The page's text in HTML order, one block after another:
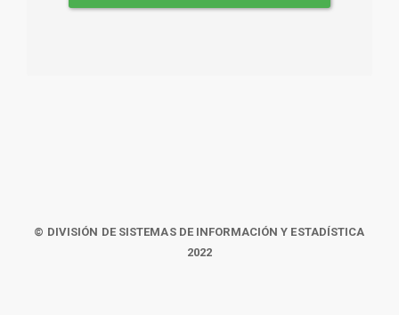
© DIVISIÓN DE SISTEMAS DE INFORMACIÓN Y ESTADÍSTICA
2022